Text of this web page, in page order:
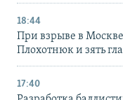
18:44
При взрыве в
Плохотнюк и зять
17:40